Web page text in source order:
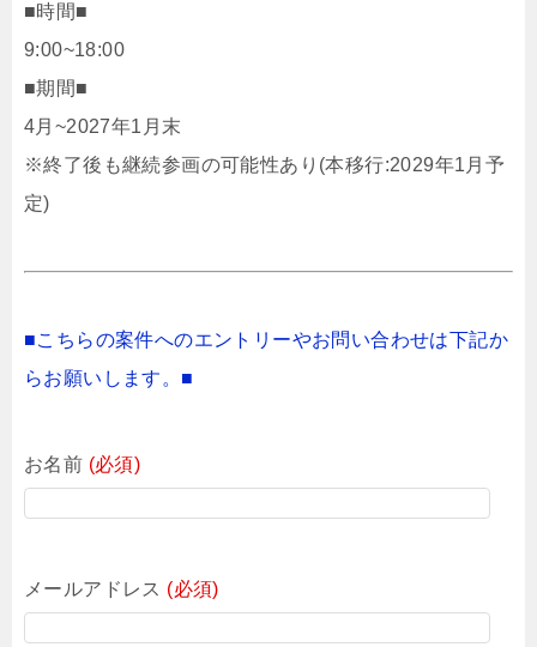
■時間■
9:00~18:00
■期間■
4月~2027年1月末
※終了後も継続参画の可能性あり(本移行:2029年1月予
定)
■こちらの案件へのエントリーやお問い合わせは下記か
らお願いします。■
お名前 (必須)
メールアドレス (必須)